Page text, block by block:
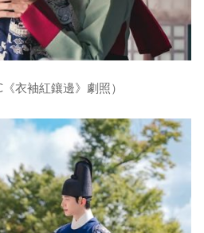
《衣袖紅鑲邊》劇照）